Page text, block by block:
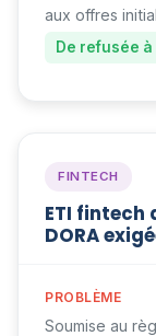
aux offres
De refusée
FINTECH
ETI
DORA
PROBLÈME
Soumise au